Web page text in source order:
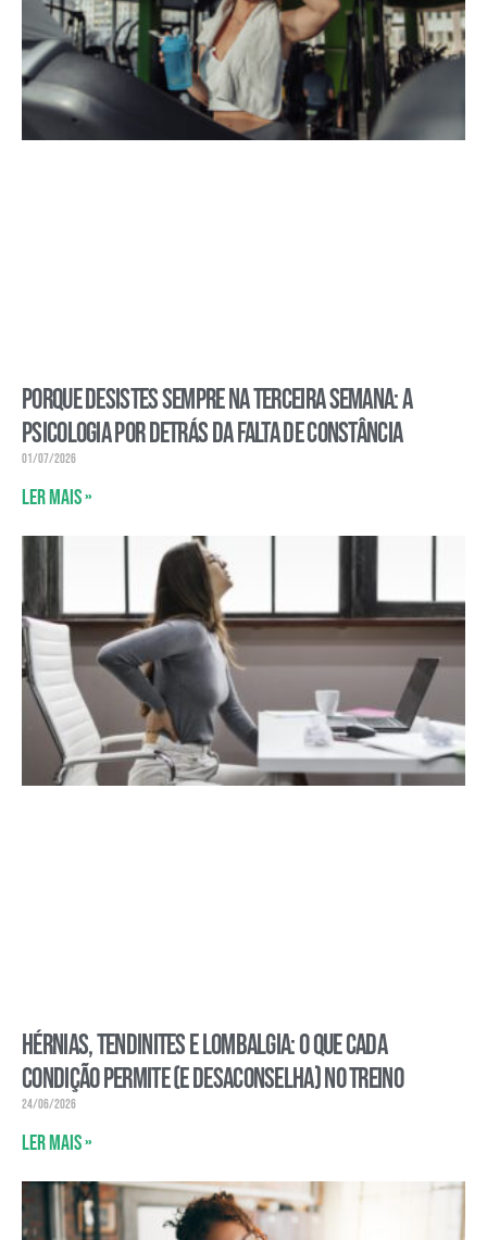
Porque desistes sempre na terceira semana: a
psicologia por detrás da falta de constância
01/07/2026
Ler mais »
Hérnias, tendinites e lombalgia: o que cada
condição permite (e desaconselha) no treino
24/06/2026
Ler mais »